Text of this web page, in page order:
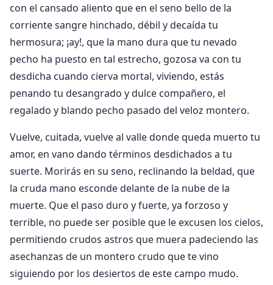
con el cansado aliento que en el seno bello de la
corriente sangre hinchado, débil y decaída tu
hermosura; ¡ay!, que la mano dura que tu nevado
pecho ha puesto en tal estrecho, gozosa va con tu
desdicha cuando cierva mortal, viviendo, estás
penando tu desangrado y dulce compañero, el
regalado y blando pecho pasado del veloz montero.
Vuelve, cuitada, vuelve al valle donde queda muerto tu
amor, en vano dando términos desdichados a tu
suerte. Morirás en su seno, reclinando la beldad, que
la cruda mano esconde delante de la nube de la
muerte. Que el paso duro y fuerte, ya forzoso y
terrible, no puede ser posible que le excusen los cielos,
permitiendo crudos astros que muera padeciendo las
asechanzas de un montero crudo que te vino
siguiendo por los desiertos de este campo mudo.